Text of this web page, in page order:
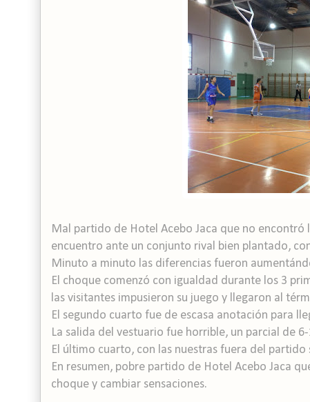
Mal partido de Hotel Acebo Jaca que no
encuentro ante un conjunto rival bien plantado,
Minuto a minuto las diferencias fueron
El choque comenzó con igualdad durante los 3
las visitantes impusieron su juego y llegaron al
El segundo cuarto fue de escasa anotación para
La salida del vestuario fue horrible, un parcial de
El último cuarto, con las nuestras fuera del
En resumen, pobre partido de Hotel Acebo Jaca
choque y cambiar sensaciones.